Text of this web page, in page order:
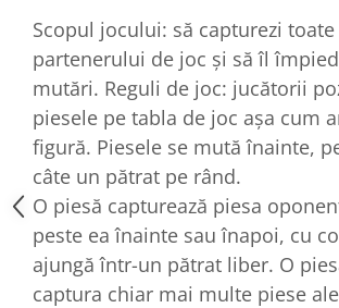
Scopul jocului: să capturezi
partenerului de joc şi să îl
mutări. Reguli de joc: jucătorii
piesele pe tabla de joc aşa cum
figură. Piesele se mută înainte,
câte un pătrat pe rând.
O piesă capturează piesa
peste ea înainte sau înapoi, cu
ajungă într-un pătrat liber. O
captura chiar mai multe piese ale